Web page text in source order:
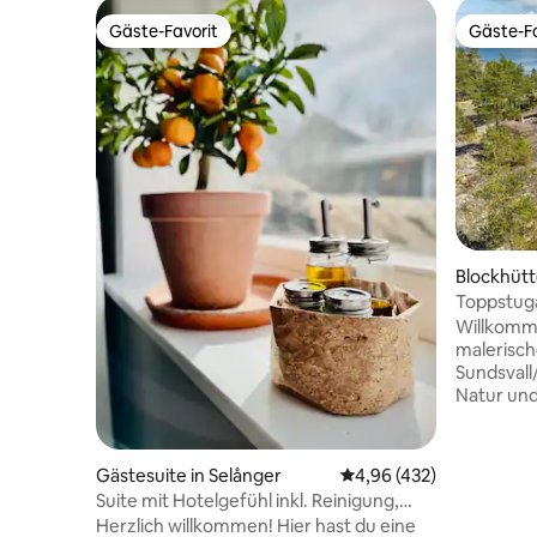
Gäste-Favorit
Gäste-Favorit
Gästesuite in Selånger Durchschnittliche
4,96 (432)
Suite mit Hotelgefühl inkl. Reinigung,
Bett- & Badetücher
Herzlich willkommen! Hier hast du eine
Gäste-
Gäste-
Natur